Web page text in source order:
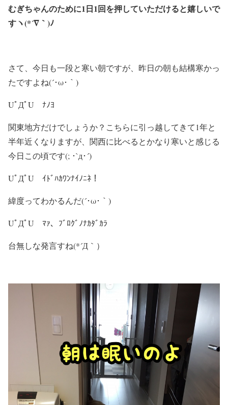
むぎちゃんのために1日1回を押していただけると嬉しいで
すヽ(*´∇｀)ﾉ
さて、今日も一段と寒い朝ですが、昨日の朝も結構寒かっ
たですよね(´･ω･｀)
UﾟДﾟU ﾅﾉﾖ
関東地方だけでしょうか？こちらに引っ越してきて1年と
半年近くなりますが、関西に比べるとかなり寒いと感じる
今日この頃です(; ･`д･´)
UﾟДﾟU ｲﾄﾞﾊｶﾜﾝﾅｲﾉﾆﾈ！
緯度ってわかるんだ(´･ω･｀)
UﾟДﾟU ﾏｧ、ﾌﾞﾛｸﾞﾉﾅｶﾀﾞｶﾗ
台無しな発言すね(*´Д｀）